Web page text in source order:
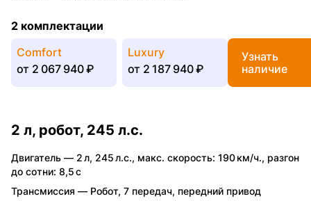
2 комплектации
Comfort
от 2 067 940 ₽
Luxury
от 2 187 940 ₽
Узнать
наличие
2 л, робот, 245 л.с.
Двигатель — 2 л, 245 л.с., макс. скорость: 190 км/ч., разгон
до сотни: 8,5 с
Трансмиссия — Робот, 7 передач, передний привод